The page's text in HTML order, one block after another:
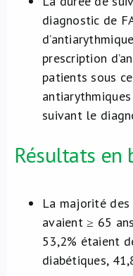
diagnostic de
prescription
patients sous
suivant le
Résultats en
La majorité
avaient ≥ 65
53,2% étaient
diabétiques,